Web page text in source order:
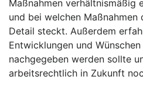
Maßnahmen verhältnismäßig
und bei welchen
Detail steckt. Außerdem
Entwicklungen und
nachgegeben werden sollte
arbeitsrechtlich in Zukunft